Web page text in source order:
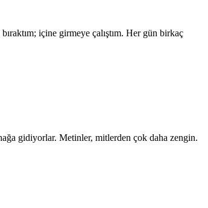
içine girmeye çalıştım. Her gün birkaç
gidiyorlar. Metinler, mitlerden çok daha zengin.